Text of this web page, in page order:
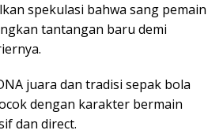
spekulasi bahwa sang pemain
tantangan baru demi
juara dan tradisi sepak bola
dengan karakter bermain
dan direct.